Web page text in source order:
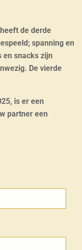
de derde
spanning en
en snacks zijn
De vierde
is er een
partner een